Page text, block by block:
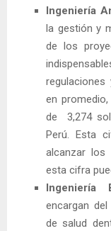
Ingeniería
la gestión y
de los
regulaciones
en
de 3,274
Perú. Esta
alcanzar los
esta cifra
Ingeniería
encargan
de salud